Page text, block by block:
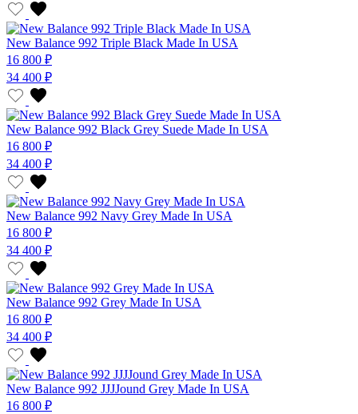
New Balance 992 Triple Black Made In USA
16 800 ₽
34 400 ₽
New Balance 992 Black Grey Suede Made In USA
16 800 ₽
34 400 ₽
New Balance 992 Navy Grey Made In USA
16 800 ₽
34 400 ₽
New Balance 992 Grey Made In USA
16 800 ₽
34 400 ₽
New Balance 992 JJJJound Grey Made In USA
16 800 ₽